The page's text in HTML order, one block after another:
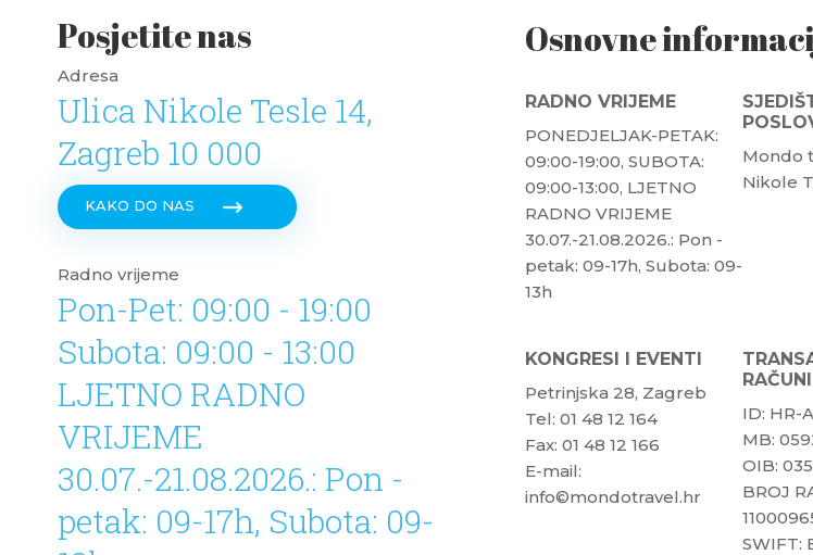
Posjetite nas
Adresa
Ulica Nikole Tesle 14,
Zagreb 10 000
KAKO DO NAS
Radno vrijeme
Pon-Pet: 09:00 - 19:00
Subota: 09:00 - 13:00
LJETNO RADNO
VRIJEME
30.07.-21.08.2026.: Pon -
petak: 09-17h, Subota: 09-
Osnovne
RADNO VRIJEME
PONEDJELJAK-PETAK:
09:00-19:00, SUBOTA:
09:00-13:00, LJETNO
RADNO VRIJEME
30.07.-21.08.2026.: Pon -
petak: 09-17h, Subota: 09-
13h
Mondo
Nikole
KONGRESI I EVENTI
Petrinjska 28, Zagreb
Tel: 01 48 12 164
Fax: 01 48 12 166
E-mail:
info©mondotravel.hr
RAČUNI
ID: HR-
MB:
OIB:
BROJ
SWIFT: